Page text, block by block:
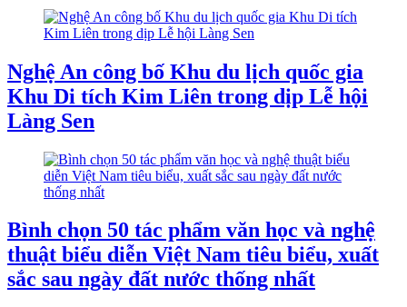
Nghệ An công bố Khu du lịch quốc gia
Khu Di tích Kim Liên trong dịp Lễ hội
Làng Sen
Bình chọn 50 tác phẩm văn học và nghệ
thuật biểu diễn Việt Nam tiêu biểu, xuất
sắc sau ngày đất nước thống nhất